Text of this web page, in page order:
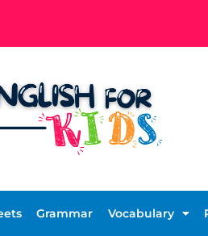
Grammar Vocabulary